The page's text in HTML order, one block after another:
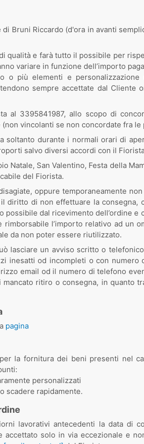
di Bruni Riccardo (d'ora in avanti
qualità e farà tutto il possibile per
variare in funzione dell’importo
o più elementi e
sempre accettate dal Cliente
al 3395841987, allo scopo di
vincolanti se non concordate fra le
soltanto durante i normali orari di
salvo diversi accordi con il
Natale, San Valentino, Festa della
del Fiorista.
oppure temporaneamente
diritto di non effettuare la consegna,
dal ricevimento dell’ordine
rimborsabile l’importo relativo ad un
da non poter essere riutilizzato.
lasciare un avviso scritto o
inesatti od incompleti o con
email od il numero di telefono
ritiro o consegna, in quanto
pagina
la fornitura dei beni presenti nel
personalizzati
scadere rapidamente.
lavorativi antecedenti la data di
accettato solo in via eccezionale e